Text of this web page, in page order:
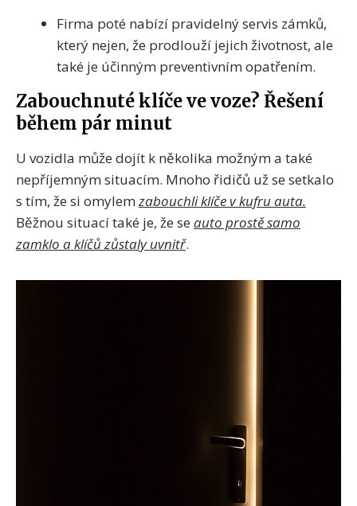
Firma poté nabízí pravidelný servis zámků,
který nejen, že prodlouží jejich životnost, ale
také je účinným preventivním opatřením.
Zabouchnuté klíče ve voze? Řešení
během pár minut
U vozidla může dojít k několika možným a také
nepříjemným situacím. Mnoho řidičů už se setkalo
s tím, že si omylemzabouchli klíče v kufru auta.
Běžnou situací také je, že se auto prostě samo
zamklo a klíčů zůstaly uvnitř.